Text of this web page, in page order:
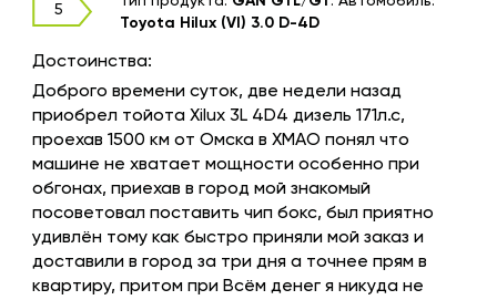
5
Toyota Hilux (VI) 3.0 D-4D
Достоинства:
Доброго времени суток, две недели назад
приобрел тойота Xilux 3L 4D4 дизель 171л.с,
проехав 1500 км от Омска в ХМАО понял что
машине не хватает мощности особенно при
обгонах, приехав в город мой знакомый
посоветовал поставить чип бокс, был приятно
удивлён тому как быстро приняли мой заказ и
доставили в город за три дня а точнее прям в
квартиру, притом при Всём денег я никуда не